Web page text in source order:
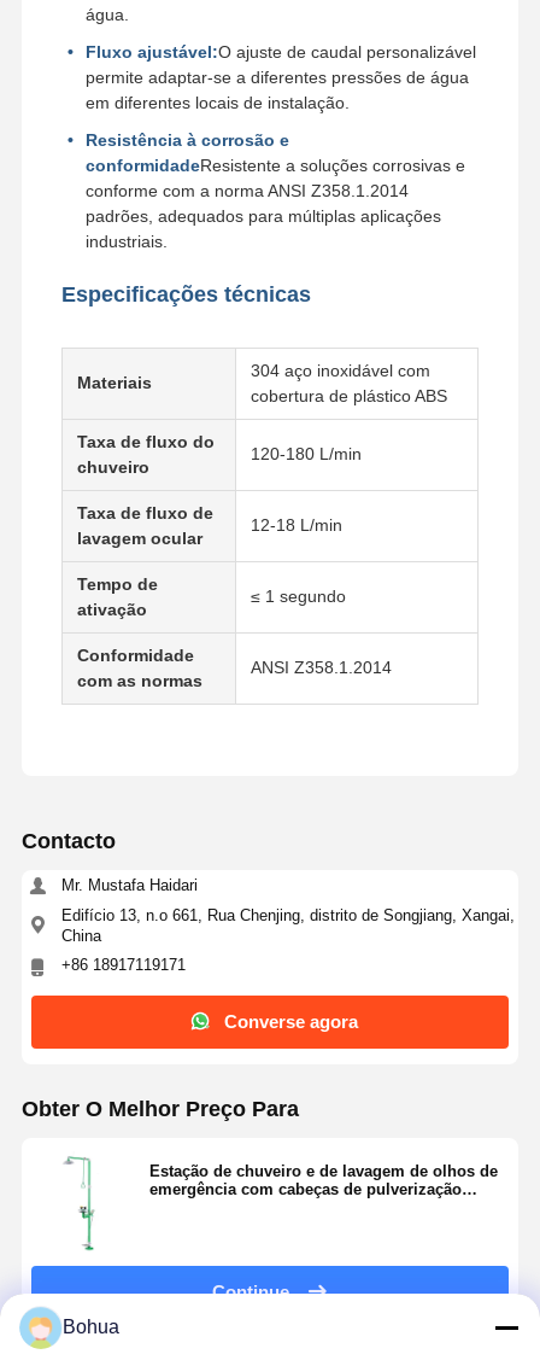
Lar Produtos Sobre Nós
Visita À
Fábrica
Qualidade
CONTATE-
Notícias Casos
Converse
Agora
Chuveiro de emergência e lavagem ocular
Limpeza ocular com água temperada
Lava-olhos de aquecimento elétrico
Lava-olhos resistente ao congelamento
Lava-olhos de emergência portátil
Peças de substituição para lavados de olhos
água.
Fluxo ajustável:O ajuste de caudal personalizável
permite adaptar-se a diferentes pressões de água
em diferentes locais de instalação.
Resistência à corrosão e
conformidadeResistente a soluções corrosivas e
conforme com a norma ANSI Z358.1.2014
padrões, adequados para múltiplas aplicações
industriais.
Especificações técnicas
Materiais
304 aço inoxidável com
cobertura de plástico ABS
Taxa de fluxo do
chuveiro
120-180 L/min
Taxa de fluxo de
lavagem ocular
12-18 L/min
Tempo de
ativação
≤ 1 segundo
Conformidade
com as normas
ANSI Z358.1.2014
Contacto
Mr. Mustafa Haidari
Edifício 13, n.o 661, Rua Chenjing, distrito de Songjiang, Xangai,
China
+86 18917119171
Converse agora
Obter O Melhor Preço Para
Estação de chuveiro e de lavagem de olhos de
emergência com cabeças de pulverização
Continue
Bohua